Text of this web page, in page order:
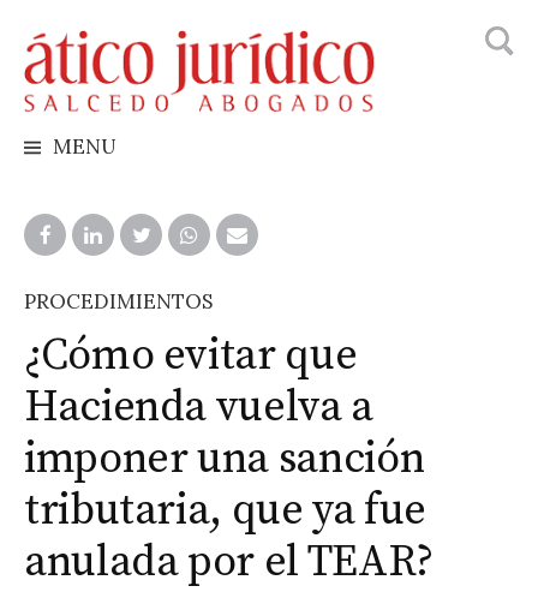
to
content
MENU
PROCEDIMIENTOS
¿Cómo evitar que
Hacienda vuelva a
imponer una sanción
tributaria, que ya fue
anulada por el TEAR?